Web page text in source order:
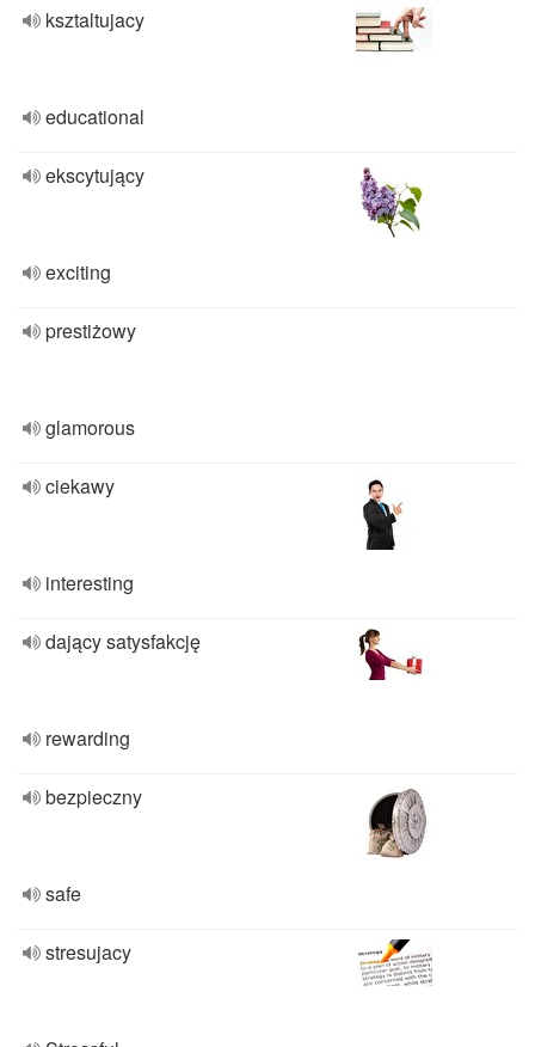
ksztaltujacy
educational
ekscytujący
exciting
prestiżowy
glamorous
ciekawy
interesting
dający satysfakcję
rewarding
bezpieczny
safe
stresujacy